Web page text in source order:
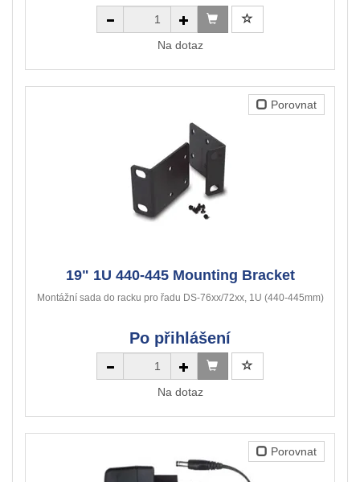
Na dotaz
Porovnat
19" 1U 440-445 Mounting Bracket
Montážní sada do racku pro řadu DS-76xx/72xx, 1U (440-445mm)
Po přihlášení
Na dotaz
Porovnat